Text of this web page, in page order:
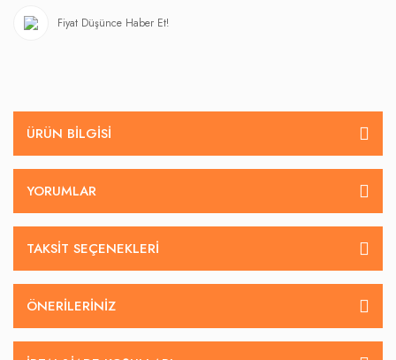
Fiyat Düşünce Haber Et!
ÜRÜN BILGISI
YORUMLAR
TAKSIT SEÇENEKLERI
ÖNERILERINIZ